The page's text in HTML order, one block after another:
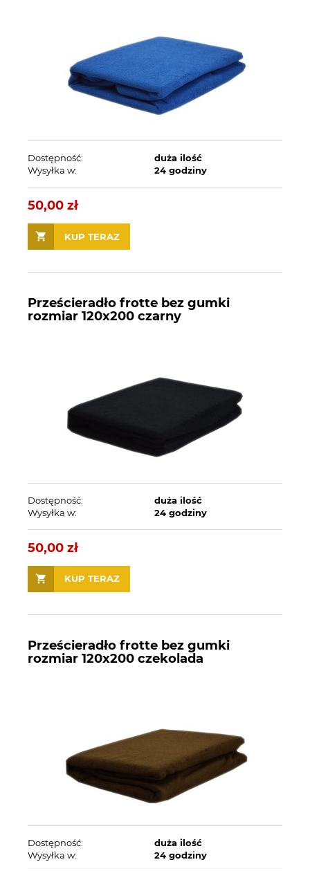
Dostępność:
duża ilość
Wysyłka w:
24 godziny
50,00 zł
KUP TERAZ
Prześcieradło frotte bez gumki
rozmiar 120x200 czarny
Dostępność:
duża ilość
Wysyłka w:
24 godziny
50,00 zł
KUP TERAZ
Prześcieradło frotte bez gumki
rozmiar 120x200 czekolada
Dostępność:
duża ilość
Wysyłka w:
24 godziny